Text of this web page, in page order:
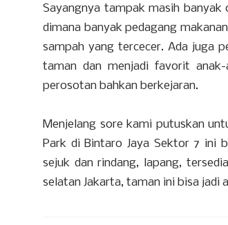
Sayangnya tampak masih
dimana banyak pedagang
sampah yang tercecer. Ada juga
taman dan menjadi favorit anak-
perosotan bahkan berkejaran.
Menjelang sore kami putuskan
Park di Bintaro Jaya Sektor 7 ini
sejuk dan rindang, lapang,
selatan Jakarta, taman ini bisa jadi